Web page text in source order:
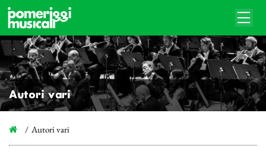
Autori vari
Autori vari